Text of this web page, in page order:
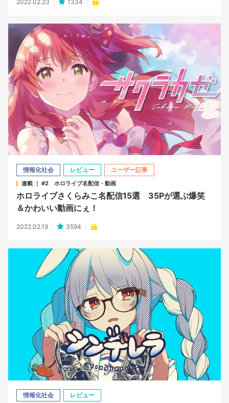
2022.02.23 1334
情報化社会 レビュー ユーザー記事
連載 ｜ #2 ホロライブ名配信・動画
ホロライブさくらみこ名配信15選 35Pが選ぶ爆笑
＆かわいい動画にぇ！
2022.02.19 3594
情報化社会 レビュー